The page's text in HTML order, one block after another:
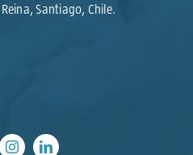
Santiago, Chile.